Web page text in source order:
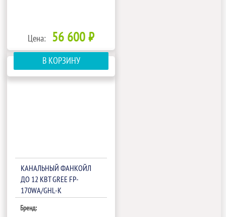
Цена: 56 600 ₽
В КОРЗИНУ
КАНАЛЬНЫЙ ФАНКОЙЛ
ДО 12 КВТ GREE FP-
170WA/GHL-K
Бренд: